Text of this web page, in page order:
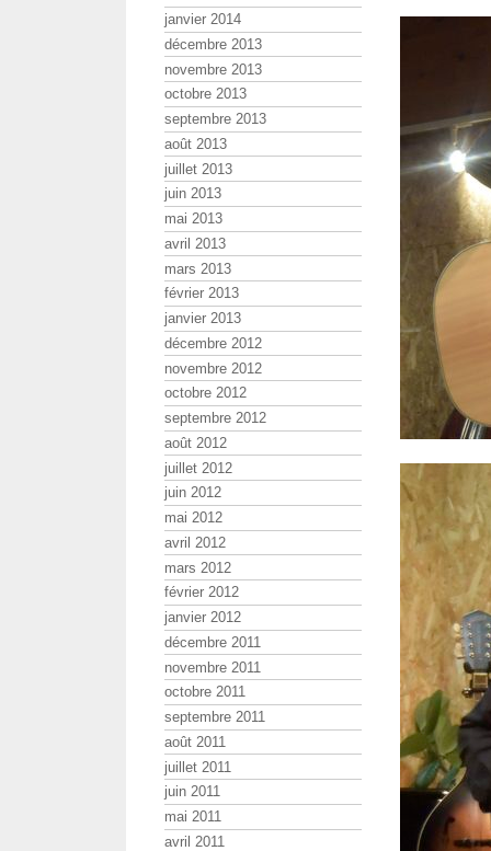
janvier 2014
décembre 2013
novembre 2013
octobre 2013
septembre 2013
août 2013
juillet 2013
juin 2013
mai 2013
avril 2013
mars 2013
février 2013
janvier 2013
décembre 2012
novembre 2012
octobre 2012
septembre 2012
août 2012
juillet 2012
juin 2012
mai 2012
avril 2012
mars 2012
février 2012
janvier 2012
décembre 2011
novembre 2011
octobre 2011
septembre 2011
août 2011
juillet 2011
juin 2011
mai 2011
avril 2011